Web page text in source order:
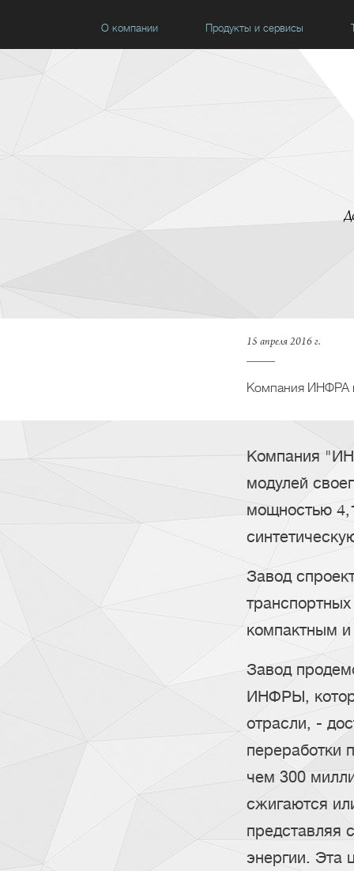
О компании Продукты и сервисы
15 апреля 2016 г.
Компания ИНФРА
Компания
модулей
мощностью
Завод
компактным и
Завод
ИНФРЫ,
отрасли, -
переработки
чем 300
сжигаются
представляя
энергии. Эта